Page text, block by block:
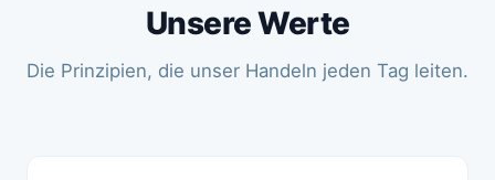
Unsere Werte
Die Prinzipien, die unser Handeln jeden Tag leiten.